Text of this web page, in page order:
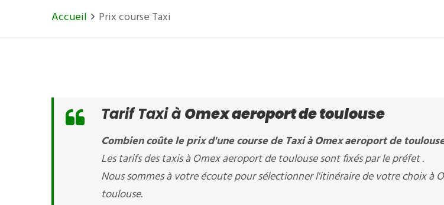
Accueil Prix course Taxi
Tarif Taxi à Omex aeroport de toulouse
Combien coûte le prix d'une course de Taxi à Omex aeroport de
Les tarifs des taxis à Omex aeroport de toulouse sont fixés par le préfet .
Nous sommes à votre écoute pour sélectionner l'itinéraire de votre choix à
toulouse.